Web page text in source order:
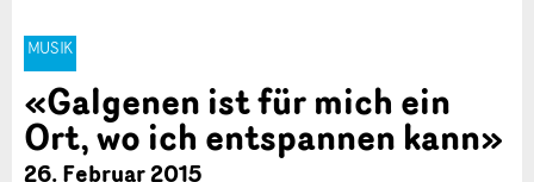
MUSIK
«Galgenen ist für mich ein
Ort, wo ich entspannen kann»
26. Februar 2015